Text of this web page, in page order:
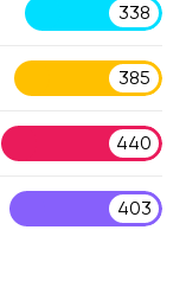
338
385
440
403